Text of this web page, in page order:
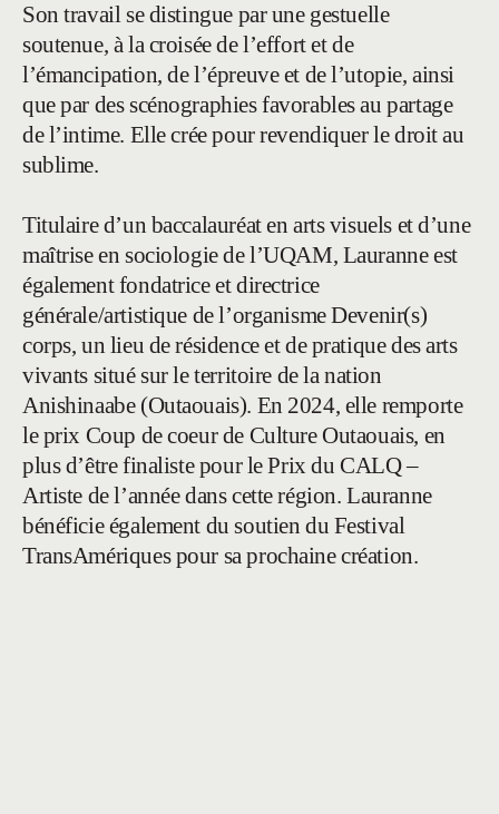
Son travail se distingue par une gestuelle
soutenue, à la croisée de l’effort et de
l’émancipation, de l’épreuve et de l’utopie, ainsi
que par des scénographies favorables au partage
de l’intime. Elle crée pour revendiquer le droit au
sublime.
Titulaire d’un baccalauréat en arts visuels et d’une
maîtrise en sociologie de l’UQAM, Lauranne est
également fondatrice et directrice
générale/artistique de l’organisme Devenir(s)
corps, un lieu de résidence et de pratique des arts
vivants situé sur le territoire de la nation
Anishinaabe (Outaouais). En 2024, elle remporte
le prix Coup de coeur de Culture Outaouais, en
plus d’être finaliste pour le Prix du CALQ –
Artiste de l’année dans cette région. Lauranne
bénéficie également du soutien du Festival
TransAmériques pour sa prochaine création.